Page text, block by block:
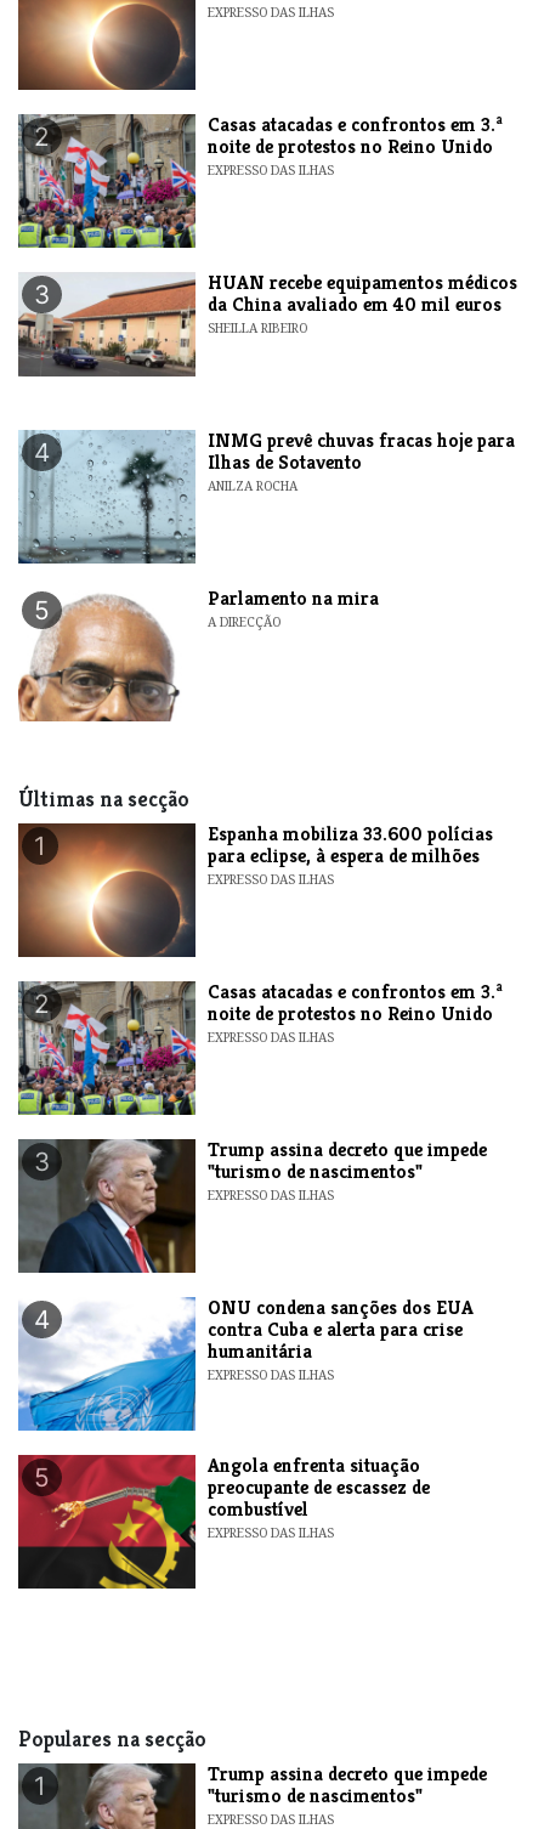
EXPRESSO DAS ILHAS
2
Casas atacadas e confrontos em 3.ª
noite de protestos no Reino Unido
EXPRESSO DAS ILHAS
3
HUAN recebe equipamentos médicos
da China avaliado em 40 mil euros
SHEILLA RIBEIRO
4
INMG prevê chuvas fracas hoje para
Ilhas de Sotavento
ANILZA ROCHA
5 Parlamento na mira
A DIRECÇÃO
Últimas na secção
1
Espanha mobiliza 33.600 polícias
para eclipse, à espera de milhões
EXPRESSO DAS ILHAS
2
Casas atacadas e confrontos em 3.ª
noite de protestos no Reino Unido
EXPRESSO DAS ILHAS
3
Trump assina decreto que impede
"turismo de nascimentos"
EXPRESSO DAS ILHAS
4
ONU condena sanções dos EUA
contra Cuba e alerta para crise
humanitária
EXPRESSO DAS ILHAS
5
Angola enfrenta situação
preocupante de escassez de
combustível
EXPRESSO DAS ILHAS
Populares na secção
1
Trump assina decreto que impede
"turismo de nascimentos"
EXPRESSO DAS ILHAS